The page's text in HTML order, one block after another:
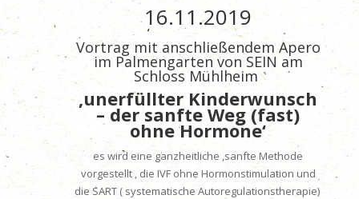
16.11.2019
Vortrag mit anschließendem Apero
im Palmengarten von SEIN am
Schloss Mühlheim
‚unerfüllter Kinderwunsch
– der sanfte Weg (fast)
ohne Hormone‘
es wird eine ganzheitliche ,sanfte Methode
vorgestellt , die IVF ohne Hormonstimulation und
die SART ( systematische Autoregulationstherapie)